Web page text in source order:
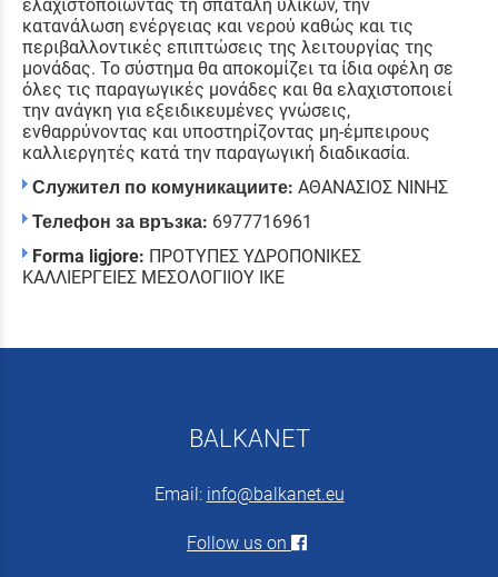
ελαχιστοποιώντας τη σπατάλη υλικών, την
κατανάλωση ενέργειας και νερού καθώς και τις
περιβαλλοντικές επιπτώσεις της λειτουργίας της
μονάδας. Το σύστημα θα αποκομίζει τα ίδια οφέλη σε
όλες τις παραγωγικές μονάδες και θα ελαχιστοποιεί
την ανάγκη για εξειδικευμένες γνώσεις,
ενθαρρύνοντας και υποστηρίζοντας μη-έμπειρους
καλλιεργητές κατά την παραγωγική διαδικασία.
Служител по комуникациите: ΑΘΑΝΑΣΙΟΣ ΝΙΝΗΣ
Телефон за връзка: 6977716961
Forma ligjore: ΠΡΟΤΥΠΕΣ ΥΔΡΟΠΟΝΙΚΕΣ
ΚΑΛΛΙΕΡΓΕΙΕΣ ΜΕΣΟΛΟΓΙΙΟΥ ΙΚΕ
BALKANET
Email: info@balkanet.eu
Follow us on